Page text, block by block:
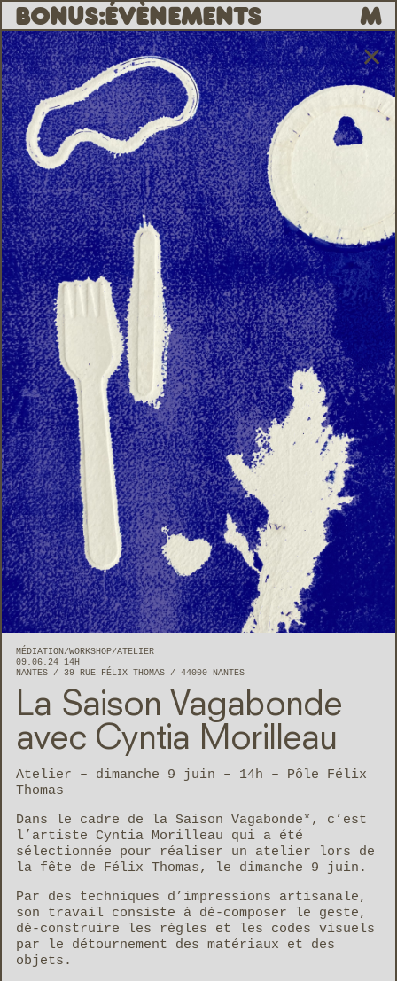
BONUS:ÉVÈNEMENTS M
✕
MÉDIATION WORKSHOP/ATELIER
09.06.24 14H
NANTES
39 RUE FÉLIX THOMAS 44000 NANTES
La Saison Vagabonde
avec Cyntia Morilleau
Atelier – dimanche 9 juin – 14h – Pôle Félix
Thomas
Dans le cadre de la Saison Vagabonde*, c’est
l’artiste Cyntia Morilleau qui a été
sélectionnée pour réaliser un atelier lors de
la fête de Félix Thomas, le dimanche 9 juin.
Par des techniques d’impressions artisanale,
son travail consiste à dé-composer le geste,
dé-construire les règles et les codes visuels
par le détournement des matériaux et des
objets.